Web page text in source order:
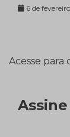
6 de
Acesse para